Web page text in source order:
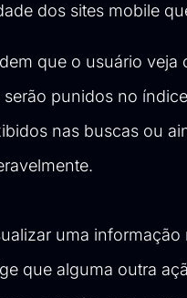
dos sites mobile
que o usuário
punidos no
nas buscas ou
uma
que alguma outra